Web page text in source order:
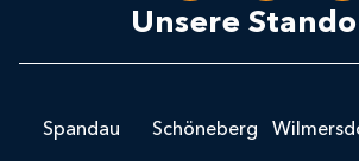
Unsere
Spandau
Schöneberg